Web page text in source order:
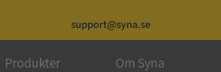
support@syna.se
Produkter Om Syna
.youtube.com